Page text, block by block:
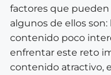
factores que
algunos de ellos
contenido poco
enfrentar este reto
contenido atractivo,